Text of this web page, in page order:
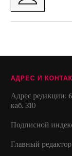
АДРЕС И
Адрес редакции:
каб. 310
Подписной
Главный